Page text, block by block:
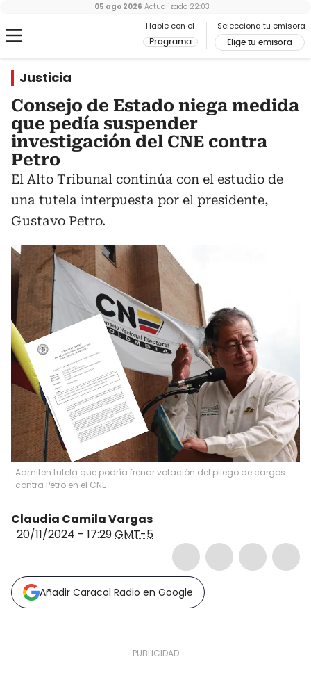
Hable con el
Programa
Selecciona tu emisora
Elige tu emisora
05 ago 2026 Actualizado 22:03
Justicia
Consejo de Estado niega medida
que pedía suspender
investigación del CNE contra
Petro
El Alto Tribunal continúa con el estudio de
una tutela interpuesta por el presidente,
Gustavo Petro.
Admiten tutela que podría frenar votación del pliego de cargos
contra Petro en el CNE
Claudia Camila Vargas
20/11/2024 - 17:29GMT-5
Añadir Caracol Radio en Google